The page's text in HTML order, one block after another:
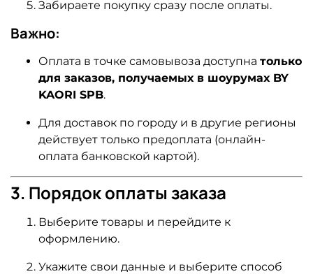
Забираете покупку сразу после оплаты.
Важно:
Оплата в точке самовывоза доступна только
для заказов, получаемых в шоурумах BY
KAORI SPB.
Для доставок по городу и в другие регионы
действует только предоплата (онлайн-
оплата банковской картой).
3. Порядок оплаты заказа
Выберите товары и перейдите к
оформлению.
Укажите свои данные и выберите способ